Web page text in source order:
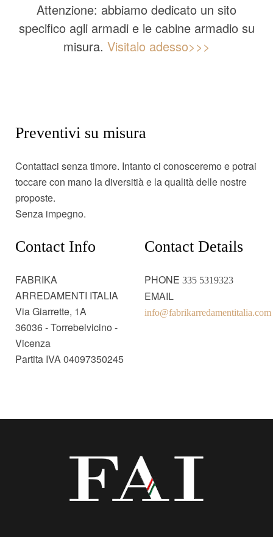
Attenzione: abbiamo dedicato un sito
specifico agli armadi e le cabine armadio su
misura. Visitalo adesso>>>
Preventivi su misura
Contattaci senza timore. Intanto ci conosceremo e potrai
toccare con mano la diversitià e la qualità delle nostre
proposte.
Senza impegno.
Contact Info
FABRIKA
ARREDAMENTI ITALIA
Via Giarrette, 1A
36036 - Torrebelvicino -
Vicenza
Partita IVA 04097350245
Contact Details
PHONE 335 5319323
EMAIL
info@fabrikarredamentitalia.com